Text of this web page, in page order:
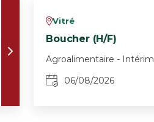
vVitré
Boucher (H/F)
Agroalimentaire - Intérim
06/08/2026